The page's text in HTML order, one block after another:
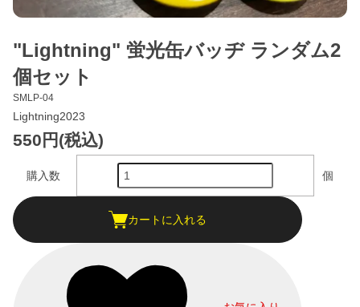
"Lightning" 蛍光缶バッヂ ランダム2
個セット
SMLP-04
Lightning2023
550円(税込)
購入数 個
カートに入れる